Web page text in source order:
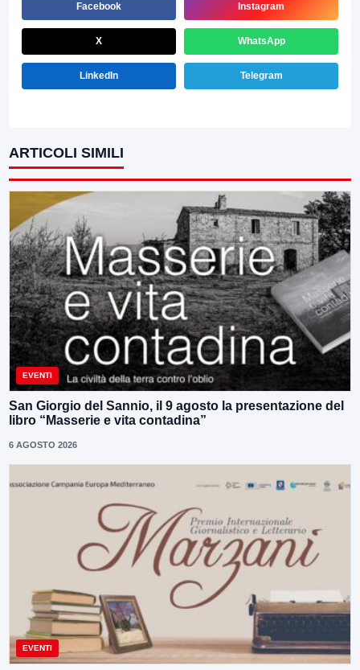
Facebook Instagram
X WhatsApp
LinkedIn Telegram
ARTICOLI SIMILI
EVENTI
San Giorgio del Sannio, il 9 agosto la presentazione del
libro “Masserie e vita contadina”
6 AGOSTO 2026
EVENTI